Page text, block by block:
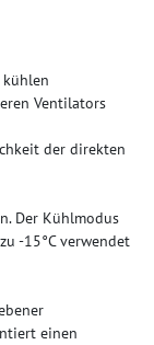
Ventilators
der direkten
Der Kühlmodus
-15°C verwendet
einen